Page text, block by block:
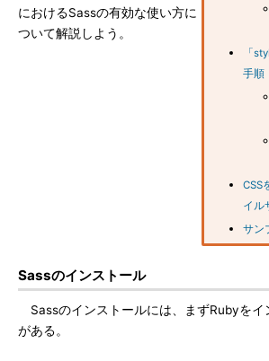
「
手順
CSS
イル
サン
におけるSassの有効な使い方に
ついて解説しよう。
Sassのインストール
Sassのインストールには、まずRubyをイ
がある。